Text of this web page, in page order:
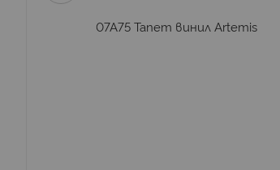
07A75 Тапет винил Artemis